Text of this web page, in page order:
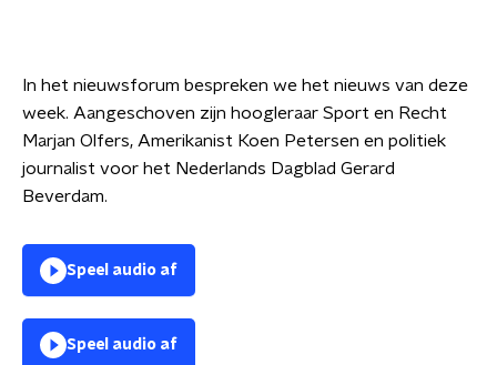
In het nieuwsforum bespreken we het nieuws van deze
week. Aangeschoven zijn hoogleraar Sport en Recht
Marjan Olfers, Amerikanist Koen Petersen en politiek
journalist voor het Nederlands Dagblad Gerard
Beverdam.
Speel audio af
Speel audio af